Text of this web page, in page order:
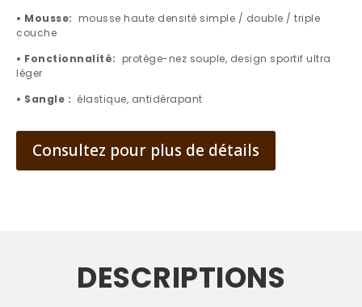
• Mousse: mousse haute densité simple / double / triple
couche
• Fonctionnalité: protège-nez souple, design sportif ultra
léger
• Sangle : élastique, antidérapant
Consultez pour plus de détails
DESCRIPTIONS